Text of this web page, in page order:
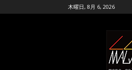
木曜日, 8月 6, 2026